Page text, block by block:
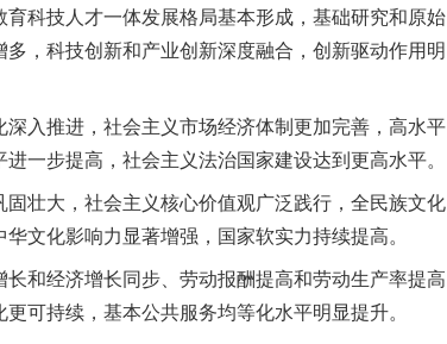
技人才一体发展格局基本形成，基础研究和原始
，科技创新和产业创新深度融合，创新驱动作用明
推进，社会主义市场经济体制更加完善，高水平
一步提高，社会主义法治国家建设达到更高水平。
大，社会主义核心价值观广泛践行，全民族文化
文化影响力显著增强，国家软实力持续提高。
经济增长同步、劳动报酬提高和劳动生产率提高
可持续，基本公共服务均等化水平明显提升。